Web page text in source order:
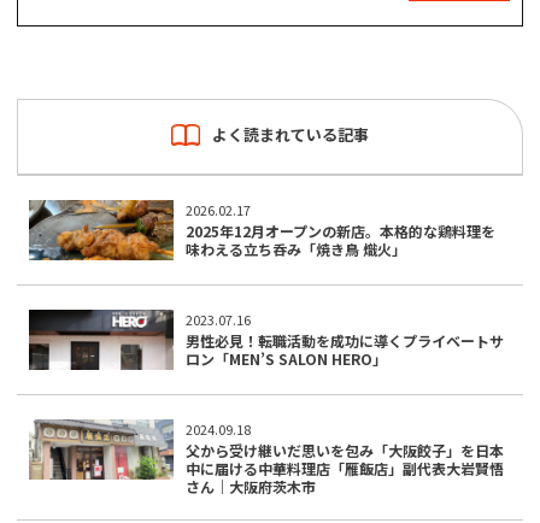
よく読まれている記事
2026.02.17
2025年12月オープンの新店。本格的な鶏料理を
味わえる立ち呑み「焼き鳥 熾火」
2023.07.16
男性必見！転職活動を成功に導くプライベートサ
ロン「MEN’S SALON HERO」
2024.09.18
父から受け継いだ思いを包み「大阪餃子」を日本
中に届ける中華料理店「雁飯店」副代表大岩賢悟
さん｜大阪府茨木市